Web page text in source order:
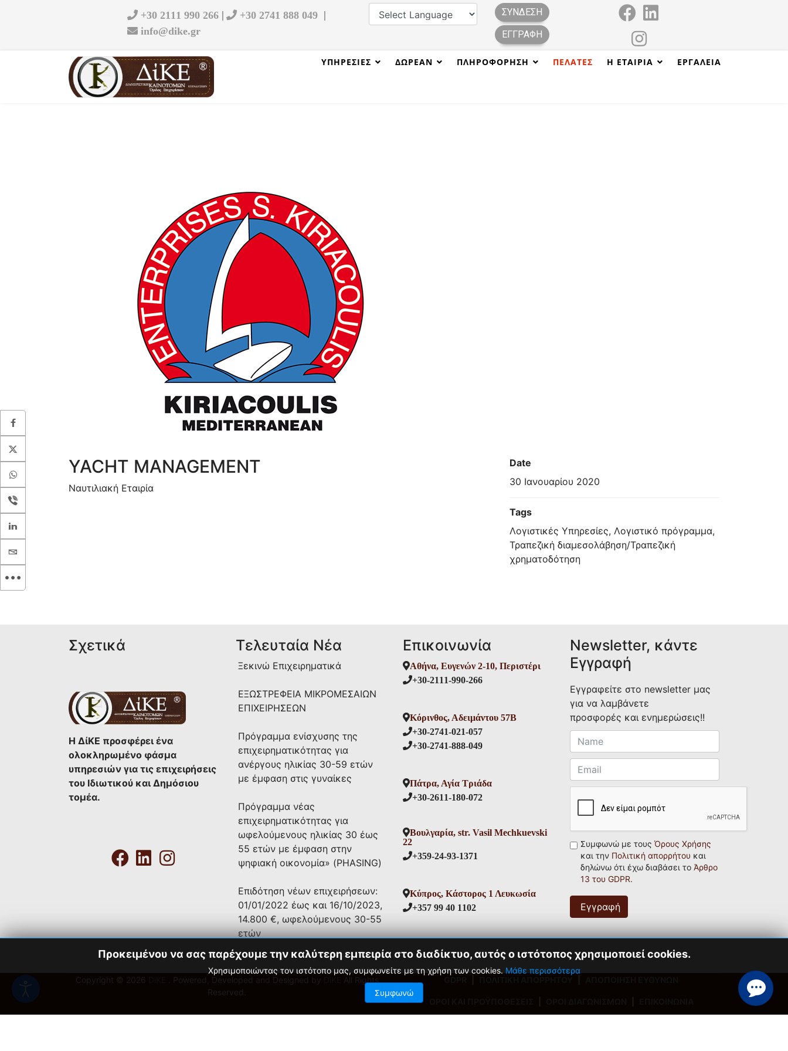
+30 2111 990 266| +30 2741 888 049 |
info@dike.gr
ΣΎΝΔΕΣΗ
ΕΓΓΡΑΦΉ
ΥΠΗΡΕΣΊΕΣ ΔΩΡΕΑΝ ΠΛΗΡΟΦΌΡΗΣΗ ΠΕΛΆΤΕΣ Η ΕΤΑΙΡΊΑ ΕΡΓΑΛΕΊΑ
YACHT MANAGEMENT
Ναυτιλιακή Εταιρία
Date
30 Ιανουαρίου 2020
Tags
Λογιστικές Υπηρεσίες, Λογιστικό πρόγραμμα,
Τραπεζική διαμεσολάβηση/Τραπεζική
χρηματοδότηση
Σχετικά
Η ΔίΚΕ προσφέρει ένα
ολοκληρωμένο φάσμα
υπηρεσιών για τις επιχειρήσεις
του Ιδιωτικού και Δημόσιου
τομέα.
Τελευταία Νέα
Ξεκινώ Επιχειρηματικά
ΕΞΩΣΤΡΕΦΕΙΑ ΜIKΡΟΜΕΣΑΙΩΝ
ΕΠΙΧΕΙΡΗΣΕΩΝ
Πρόγραμμα ενίσχυσης της
επιχειρηματικότητας για
ανέργους ηλικίας 30-59 ετών
με έμφαση στις γυναίκες
Πρόγραμμα νέας
επιχειρηματικότητας για
ωφελούμενους ηλικίας 30 έως
55 ετών με έμφαση στην
ψηφιακή οικονομία» (PHASING)
Επιδότηση νέων επιχειρήσεων:
01/01/2022 έως και 16/10/2023,
14.800 €, ωφελούμενους 30-55
ετών
Επικοινωνία
Αθήνα, Ευγενών 2-10, Περιστέρι
+30-2111-990-266
Κόρινθος, Αδειμάντου 57Β
+30-2741-021-057
+30-2741-888-049
Πάτρα, Αγία Τριάδα
+30-2611-180-072
Βουλγαρία, str. Vasil Mechkuevski
22
+359-24-93-1371
Κύπρος, Κάστορος 1 Λευκωσία
+357 99 40 1102
Newsletter, κάντε
Εγγραφή
Εγγραφείτε στο newsletter μας
για να λαμβάνετε
προσφορές και ενημερώσεις!!
Συμφωνώ με τους Όρους Χρήσης
και την Πολιτική απορρήτου και
δηλώνω ότι έχω διαβάσει το Άρθρο
13 του GDPR.
Εγγραφή
Copyright © 2026 . Powered, Developed and Designed by
All Rights
Reserved.
Προκειμένου να σας παρέχουμε την καλύτερη εμπειρία στο διαδίκτυο, αυτός ο ιστότοπος χρησιμοποιεί cookies.
Χρησιμοποιώντας τον ιστότοπο μας, συμφωνείτε με τη χρήση των cookies. Μάθε περισσότερα
Συμφωνώ